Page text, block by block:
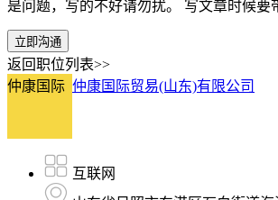
是问题，写的不好请勿扰。 写文章时候要
立即沟通
返回职位列表>>
仲康国际 仲康国际贸易(山东)有限公司
互联网